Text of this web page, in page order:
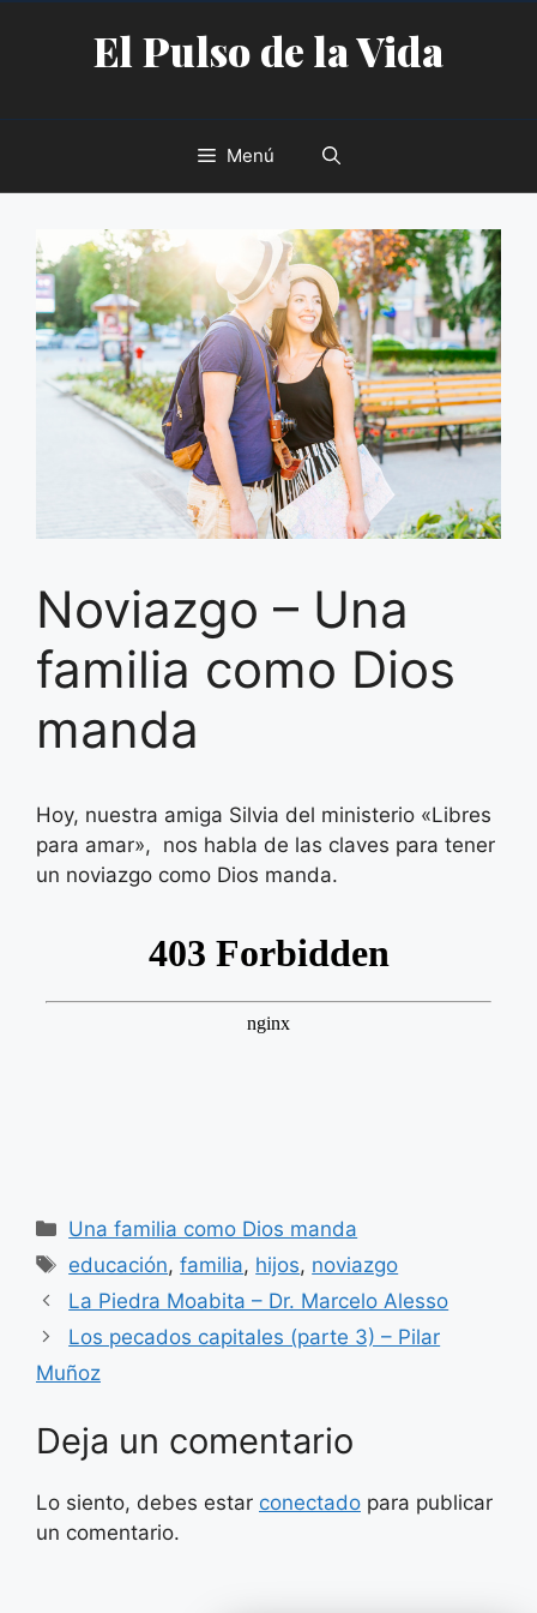
contenidoEl Pulso de la Vida
Menú
Noviazgo – Una
familia como Dios
manda
Hoy, nuestra amiga Silvia del ministerio «Libres
para amar», nos habla de las claves para tener
un noviazgo como Dios manda.
Categorías
Una familia como Dios manda
Etiquetas
educación,familia, hijos, noviazgo
La Piedra Moabita – Dr. Marcelo Alesso
Los pecados capitales (parte 3) – Pilar
Muñoz
Deja un comentario
Lo siento, debes estar conectado para publicar
un comentario.